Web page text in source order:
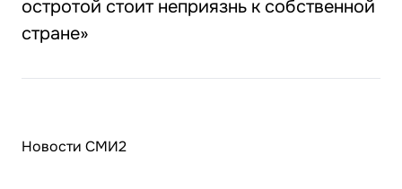
остротой стоит неприязнь к собственной
стране»
Новости СМИ2